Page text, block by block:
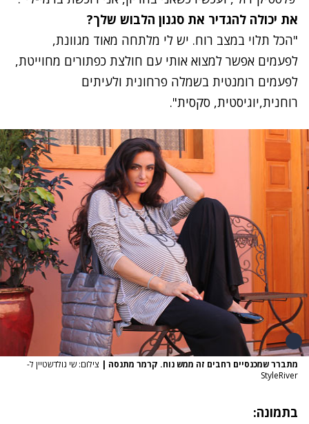
את יכולה להגדיר את סגנון הלבוש שלך?
"הכל תלוי במצב רוח. יש לי מלתחה מאוד מגוונת,
לפעמים אפשר למצוא אותי עם חולצת כפתורים מחוייטת,
לפעמים רומנטית בשמלה פרחונית ולעיתים
רוחנית,יוגיסטית, סקסית".
מתברר שמכנסיים רחבים זה ממש נוח. קרמר מתנסה | צילום: שי גולדשטיין ל-
StyleRiver
בתמונה: